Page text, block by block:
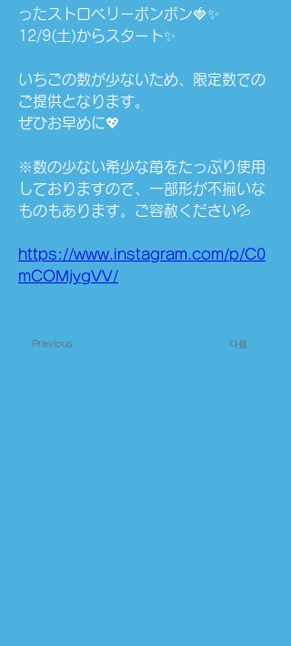
ったストロベリーボンボン🍓✨
12/9(土)からスタート✨
いちごの数が少ないため、限定数での
ご提供となります。
ぜひお早めに💖
※数の少ない希少な苺をたっぷり使用
しておりますので、一部形が不揃いな
ものもあります。ご容赦ください💦
https://www.instagram.com/p/C0
mCOMjygVV/
Previous 다음